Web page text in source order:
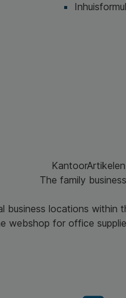
The family
business locations
webshop for office